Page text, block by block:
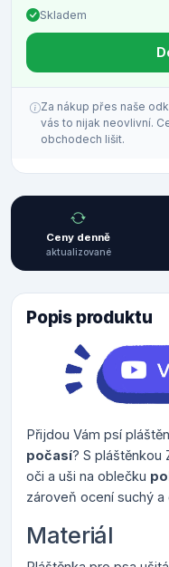
Skladem
Za nákup přes naše
vás to nijak neovlivní.
obchodech lišit.
Ceny denně
aktualizované
Popis produktu
Přijdou Vám psí
počasí? S pláštěnkou
oči a uši na oblečku
zároveň ocení suchý
Materiál